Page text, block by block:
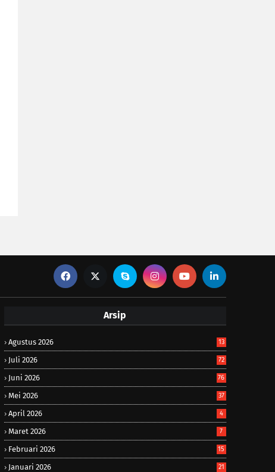
Arsip
Agustus 2026 13
Juli 2026 72
Juni 2026 76
Mei 2026 37
April 2026 4
Maret 2026 7
Februari 2026 15
Januari 2026 21